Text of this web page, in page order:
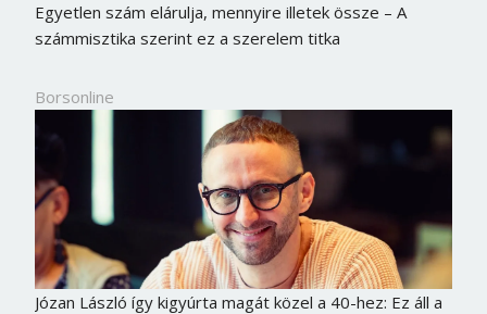
Egyetlen szám elárulja, mennyire illetek össze – A
számmisztika szerint ez a szerelem titka
Borsonline
Józan László így kigyúrta magát közel a 40-hez: Ez áll a